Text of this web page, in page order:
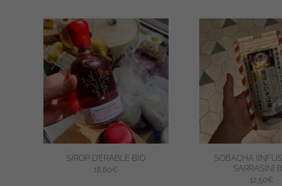
SIROP D’ÉRABLE BIO
18,60€
SOBACHA
SARRASIN)
12,50€